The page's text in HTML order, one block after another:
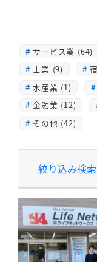
サービス業 (64)
士業 (9)
水産業 (1)
金融業 (12)
その他 (42)
絞り込み検索